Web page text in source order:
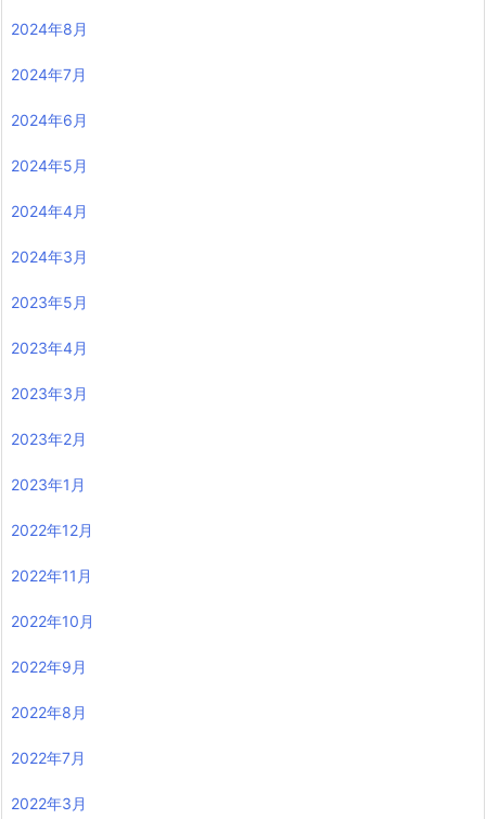
2024年8月
2024年7月
2024年6月
2024年5月
2024年4月
2024年3月
2023年5月
2023年4月
2023年3月
2023年2月
2023年1月
2022年12月
2022年11月
2022年10月
2022年9月
2022年8月
2022年7月
2022年3月